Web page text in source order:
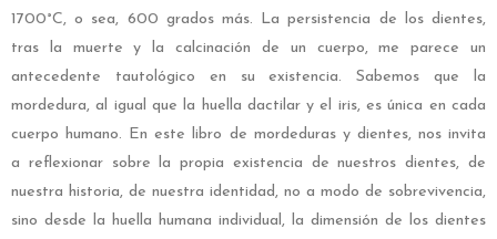
1700°C, o sea, 600 grados más. La persistencia de los dientes,
tras la muerte y la calcinación de un cuerpo, me parece un
antecedente tautológico en su existencia. Sabemos que la
mordedura, al igual que la huella dactilar y el iris, es única en cada
cuerpo humano. En este libro de mordeduras y dientes, nos invita
a reflexionar sobre la propia existencia de nuestros dientes, de
nuestra historia, de nuestra identidad, no a modo de sobrevivencia,
sino desde la huella humana individual, la dimensión de los dientes